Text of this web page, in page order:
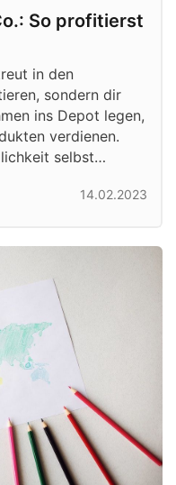
So profitierst
in den
sondern dir
ins Depot legen,
verdienen.
selbst…
14.02.2023